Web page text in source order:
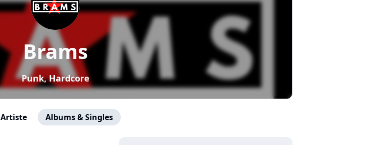
Brams
Punk, Hardcore
Artiste Albums & Singles